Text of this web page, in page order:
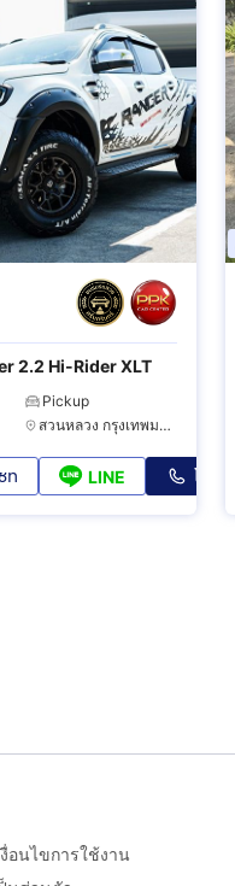
2.2 Hi-Rider XLT
Pickup
สวนหลวง กรุงเทพมหานคร
ท LINE โทร
อนไขการใช้งาน